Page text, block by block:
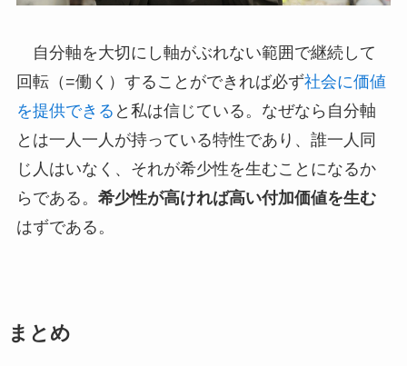
自分軸を大切にし軸がぶれない範囲で継続して
回転（=働く）することができれば必ず社会に価値
を提供できる と私は信じている。なぜなら自分軸
とは一人一人が持っている特性であり、誰一人同
じ人はいなく、それが希少性を生むことになるか
らである。 希少性が高ければ高い付加価値を生む
はずである。
まとめ